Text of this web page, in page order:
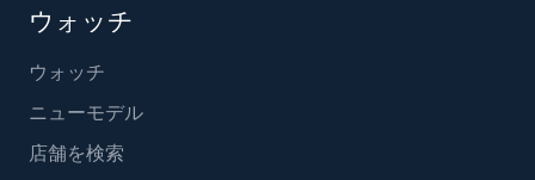
ウォッチ
ウォッチ
ニューモデル
店舗を検索